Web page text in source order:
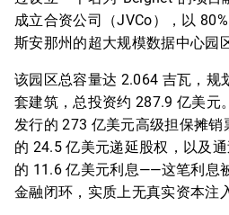
成立合资公司（JVCo），以
斯安那州的超大规模数据中心园
该园区总容量达 2.064 吉瓦，规
套建筑，总投资约 287.9 亿美元
发行的 273 亿美元高级担保摊
的 24.5 亿美元递延股权，以及
的 11.6 亿美元利息——这笔利息
金融闭环，实质上无真实资本注